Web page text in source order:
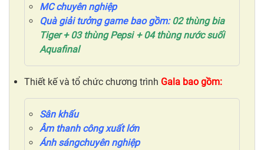
MCchuyên nghiệp
Quà giải tưởng game bao gồm:02thùng bia
Tiger+ 03 thùng Pepsi + 04 thùng nước suối
Aquafinal
Thiết kế và tổ chức chương trình Gala bao gồm:
Sân khấu
Âm thanh công xuất lớn
Ánh sángchuyên nghiệp